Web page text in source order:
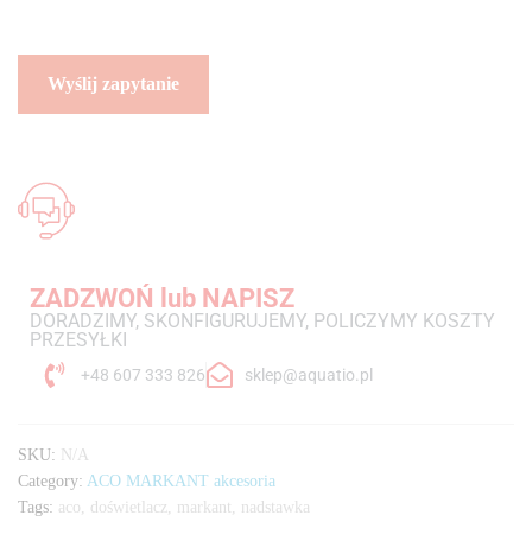
ZADZWOŃ lub NAPISZ
DORADZIMY, SKONFIGURUJEMY, POLICZYMY KOSZTY
PRZESYŁKI
+48 607 333 826 sklep@aquatio.pl
SKU: N/A
Category: ACO MARKANT akcesoria
Tags: aco doświetlacz markant nadstawka